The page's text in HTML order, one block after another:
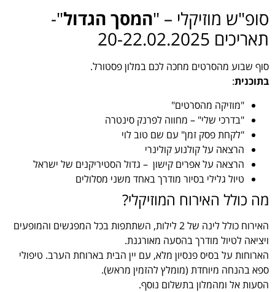
סופ"ש מוזיקלי – "המסך הגדול"-
תאריכים 20-22.02.2025
סוף שבוע מהסרטים מחכה לכם במלון פסטורל.
בתוכנית:
"מוזיקה מהסרטים"
"בדרכי שלי" – מחווה לפרנק סינטרה
"לקחת פסק זמן" עם שם טוב לוי
הרצאה על קולנוע קולינרי
הרצאה על אפרים קישון – גדול הסטיריקנים של ישראל
טיול גלילי בסיור מודרך באחד משני מסלולים
מה כולל האירוח המוזיקלי?
האירוח כולל לינה של 2 לילות, השתתפות בכל המפגשים והמופעים
ויציאה לטיול מודרך בהסעה מאורגנת.
הארוחות על בסיס פנסיון מלא, עם יין הבית בארוחת הערב. טיפולי
ספא בהנחה מיוחדת (מומלץ להזמין מראש).
הסעות אל ומהמלון בתשלום נוסף.